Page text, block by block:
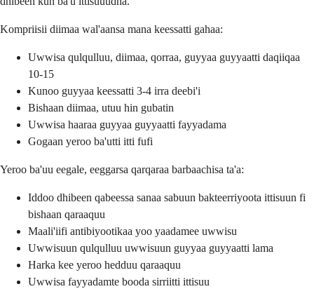
Kompriisii diimaa wal'aansa mana keessatti gahaa:
Uwwisa qulqulluu, diimaa, qorraa, guyyaa guyyaatti daqiiqaa
10-15
Kunoo guyyaa keessatti 3-4 irra deebi'i
Bishaan diimaa, utuu hin gubatin
Uwwisa haaraa guyyaa guyyaatti fayyadama
Gogaan yeroo ba'utti itti fufi
Yeroo ba'uu eegale, eeggarsa qarqaraa barbaachisa ta'a:
Iddoo dhibeen qabeessa sanaa sabuun bakteerriyoota ittisuun fi
bishaan qaraaquu
Maali'iifi antibiyootikaa yoo yaadamee uwwisu
Uwwisuun qulqulluu uwwisuun guyyaa guyyaatti lama
Harka kee yeroo hedduu qaraaquu
Uwwisa fayyadamte booda sirriitti ittisuu